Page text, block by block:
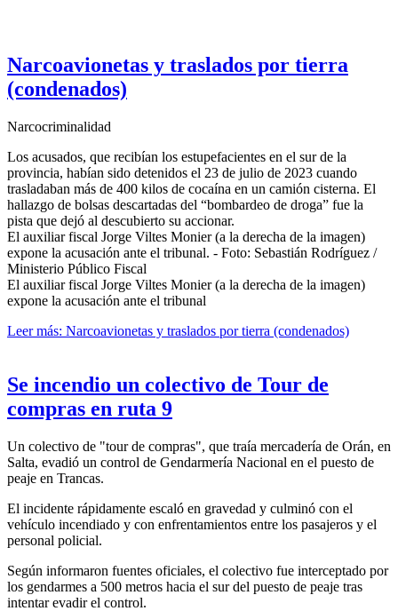
Narcoavionetas y traslados por tierra
(condenados)
Narcocriminalidad
Los acusados, que recibían los estupefacientes en el sur de la
provincia, habían sido detenidos el 23 de julio de 2023 cuando
trasladaban más de 400 kilos de cocaína en un camión cisterna. El
hallazgo de bolsas descartadas del “bombardeo de droga” fue la
pista que dejó al descubierto su accionar.
El auxiliar fiscal Jorge Viltes Monier (a la derecha de la imagen)
expone la acusación ante el tribunal. - Foto: Sebastián Rodríguez /
Ministerio Público Fiscal
El auxiliar fiscal Jorge Viltes Monier (a la derecha de la imagen)
expone la acusación ante el tribunal
Leer más: Narcoavionetas y traslados por tierra (condenados)
Se incendio un colectivo de Tour de
compras en ruta 9
Un colectivo de "tour de compras", que traía mercadería de Orán, en
Salta, evadió un control de Gendarmería Nacional en el puesto de
peaje en Trancas.
El incidente rápidamente escaló en gravedad y culminó con el
vehículo incendiado y con enfrentamientos entre los pasajeros y el
personal policial.
Según informaron fuentes oficiales, el colectivo fue interceptado por
los gendarmes a 500 metros hacia el sur del puesto de peaje tras
intentar evadir el control.